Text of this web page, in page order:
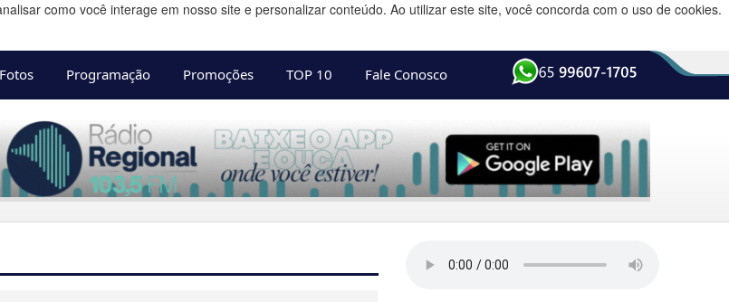
como você interage em nosso site e personalizar conteúdo. Ao utilizar este site, você concorda com o uso de cookies.
Programação Promoções TOP 10 Fale Conosco